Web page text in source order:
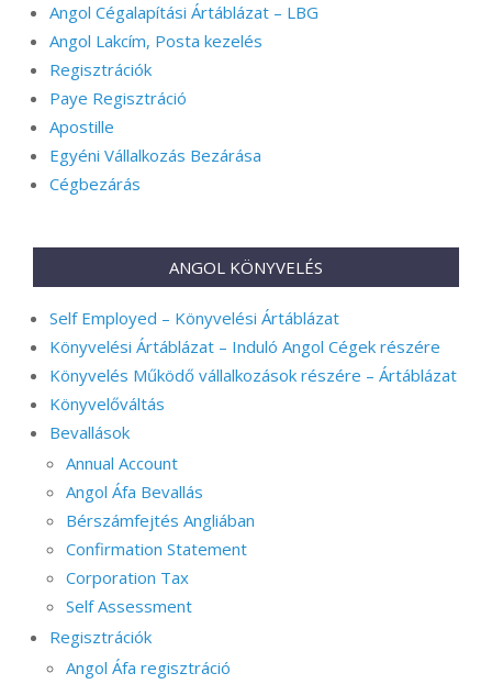
Angol Cégalapítási Ártáblázat – LBG
Angol Lakcím, Posta kezelés
Regisztrációk
Paye Regisztráció
Apostille
Egyéni Vállalkozás Bezárása
Cégbezárás
ANGOL KÖNYVELÉS
Self Employed – Könyvelési Ártáblázat
Könyvelési Ártáblázat – Induló Angol Cégek részére
Könyvelés Működő vállalkozások részére – Ártáblázat
Könyvelőváltás
Bevallások
Annual Account
Angol Áfa Bevallás
Bérszámfejtés Angliában
Confirmation Statement
Corporation Tax
Self Assessment
Regisztrációk
Angol Áfa regisztráció